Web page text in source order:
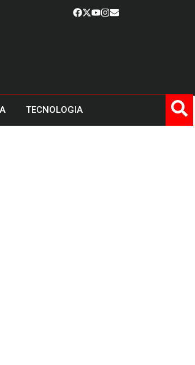
TECNOLOGIA